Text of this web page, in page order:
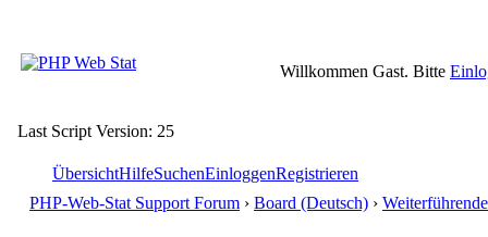
Willkommen Gast. Bitte
Last Script Version: 25
ÜbersichtHilfeSuchenEinloggenRegistrieren
PHP-Web-Stat Support Forum › Board (Deutsch) ›